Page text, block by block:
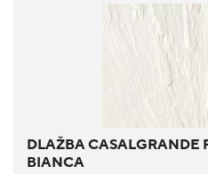
DLAŽBA
BIANCA